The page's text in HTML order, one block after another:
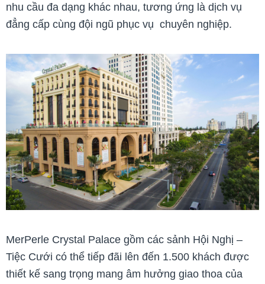
nhu cầu đa dạng khác nhau, tương ứng là dịch vụ
đẳng cấp cùng đội ngũ phục vụ chuyên nghiệp.
MerPerle Crystal Palace gồm các sảnh Hội Nghị –
Tiệc Cưới có thể tiếp đãi lên đến 1.500 khách được
thiết kế sang trọng mang âm hưởng giao thoa của